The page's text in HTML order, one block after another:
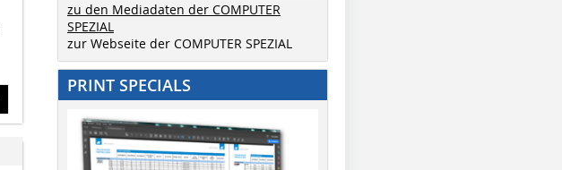
zu den Mediadaten der COMPUTER
SPEZIAL
zur Webseite der COMPUTER SPEZIAL
PRINT SPECIALS